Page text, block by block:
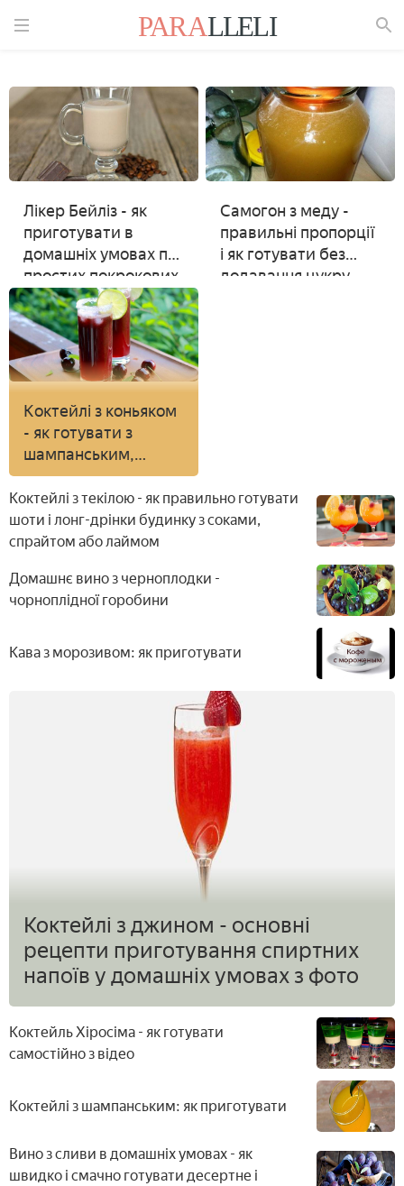
Лікер Бейліз - як
приготувати в
домашніх умовах по
простих покрокових
рецептам з фото
Самогон з меду -
правильні пропорції
і як готувати без
додавання цукру
Коктейлі з коньяком
- як готувати з
шампанським,
кавою, молоком,
морозивом, соком
або вермутом
Коктейлі з текілою - як правильно готувати
шоти і лонг-дрінки будинку з соками,
спрайтом або лаймом
Домашнє вино з черноплодки -
чорноплідної горобини
Кава з морозивом: як приготувати
Коктейлі з джином - основні
рецепти приготування спиртних
напоїв у домашніх умовах з фото
Коктейль Хіросіма - як готувати
самостійно з відео
Коктейлі з шампанським: як приготувати
Вино з сливи в домашніх умовах - як
швидко і смачно готувати десертне і